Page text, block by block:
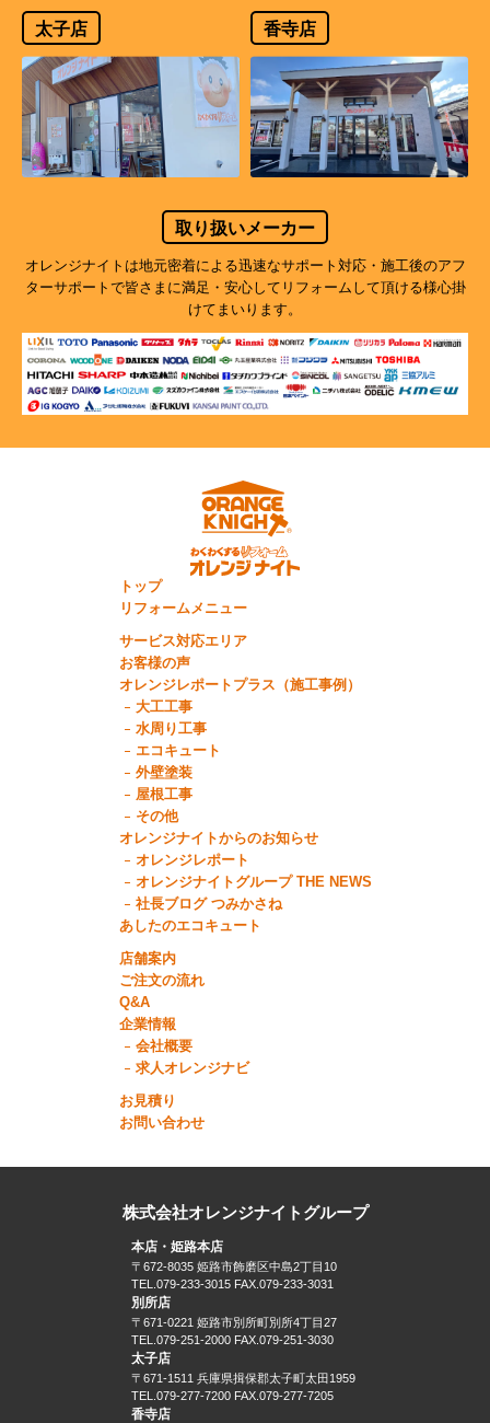
太子店 香寺店
取り扱いメーカー
オレンジナイトは地元密着による迅速なサポート対応・施工後のアフ
ターサポートで皆さまに満足・安心してリフォームして頂ける様心掛
けてまいります。
トップ
リフォームメニュー
サービス対応エリア
お客様の声
オレンジレポートプラス（施工事例）
大工工事
水周り工事
エコキュート
外壁塗装
屋根工事
その他
オレンジナイトからのお知らせ
オレンジレポート
オレンジナイトグループ THE NEWS
社長ブログ つみかさね
あしたのエコキュート
店舗案内
ご注文の流れ
Q&A
企業情報
会社概要
求人オレンジナビ
お見積り
お問い合わせ
株式会社オレンジナイトグループ
本店・姫路本店
〒672-8035 姫路市飾磨区中島2丁目10
TEL.079-233-3015 FAX.079-233-3031
別所店
〒671-0221 姫路市別所町別所4丁目27
TEL.079-251-2000 FAX.079-251-3030
太子店
〒671-1511 兵庫県揖保郡太子町太田1959
TEL.079-277-7200 FAX.079-277-7205
香寺店